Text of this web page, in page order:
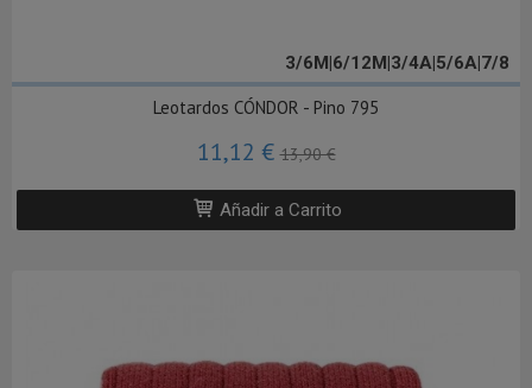
3/6M|6/12M|3/4A|5/6A|7/8
Leotardos CÓNDOR - Pino 795
11,12 €13,90 €
Añadir a Carrito